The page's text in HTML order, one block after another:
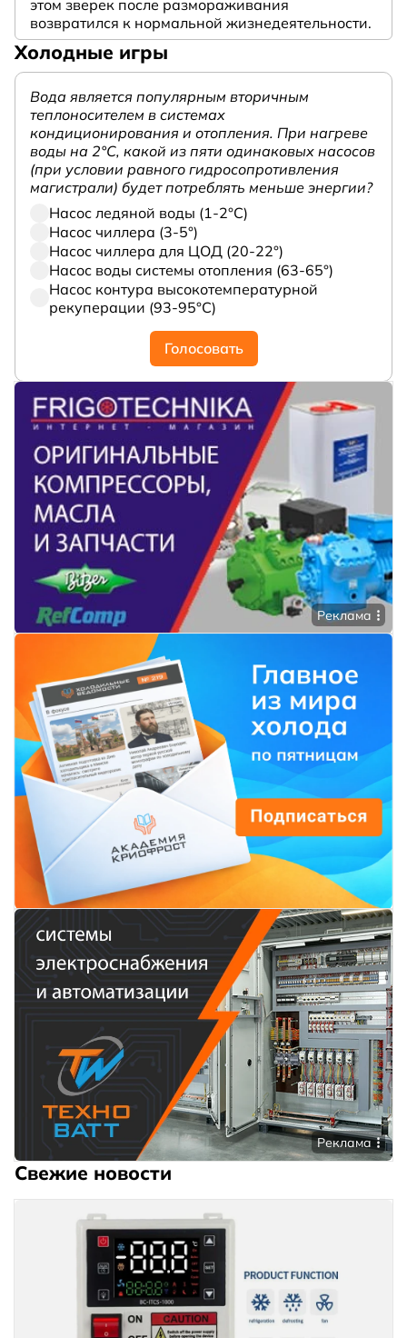
этом зверек после размораживания
возвратился к нормальной жизнедеятельности.
Холодные игры
Вода является популярным вторичным
теплоносителем в системах
кондиционирования и отопления. При нагреве
воды на 2°С, какой из пяти одинаковых насосов
(при условии равного гидросопротивления
магистрали) будет потреблять меньше энергии?
Насос ледяной воды (1-2°С)
Насос чиллера (3-5°)
Насос чиллера для ЦОД (20-22°)
Насос воды системы отопления (63-65°)
Насос контура высокотемпературной
рекуперации (93-95°С)
Голосовать
Реклама
Реклама
Свежие новости